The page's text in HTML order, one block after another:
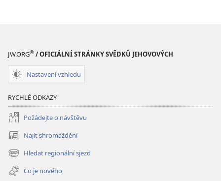
JW.ORG® / OFICIÁLNÍ STRÁNKY SVĚDKŮ JEHOVOVÝCH
Nastavení vzhledu
RYCHLÉ ODKAZY
Požádejte o návštěvu
Najít shromáždění
(otevřeno
nové
okno)
Hledat regionální sjezd
(otevřeno
nové
okno)
Co je nového